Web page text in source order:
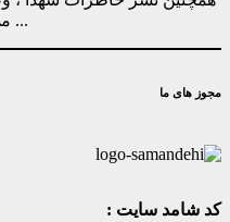
...
مجوز های ما
کد شامد سایت :